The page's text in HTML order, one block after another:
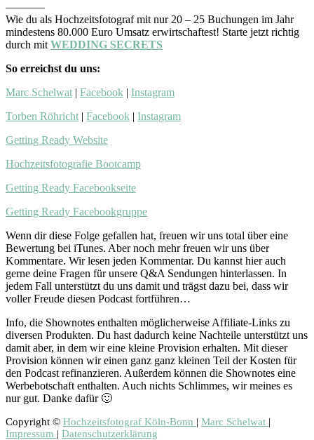
———–
Wie du als Hochzeitsfotograf mit nur 20 – 25 Buchungen im Jahr
mindestens 80.000 Euro Umsatz erwirtschaftest! Starte jetzt richtig
durch mit WEDDING SECRETS
So erreichst du uns:
Marc Schelwat | Facebook | Instagram
Torben Röhricht | Facebook | Instagram
Getting Ready Website
Hochzeitsfotografie Bootcamp
Getting Ready Facebookseite
Getting Ready Facebookgruppe
Wenn dir diese Folge gefallen hat, freuen wir uns total über eine
Bewertung bei iTunes. Aber noch mehr freuen wir uns über
Kommentare. Wir lesen jeden Kommentar. Du kannst hier auch
gerne deine Fragen für unsere Q&A Sendungen hinterlassen. In
jedem Fall unterstützt du uns damit und trägst dazu bei, dass wir
voller Freude diesen Podcast fortführen…
Info, die Shownotes enthalten möglicherweise Affiliate-Links zu
diversen Produkten. Du hast dadurch keine Nachteile unterstützt uns
damit aber, in dem wir eine kleine Provision erhalten. Mit dieser
Provision können wir einen ganz ganz kleinen Teil der Kosten für
den Podcast refinanzieren. Außerdem können die Shownotes eine
Werbebotschaft enthalten. Auch nichts Schlimmes, wir meines es
nur gut. Danke dafür 🙂
Copyright © Hochzeitsfotograf Köln-Bonn | Marc Schelwat |
Impressum | Datenschutzerklärung